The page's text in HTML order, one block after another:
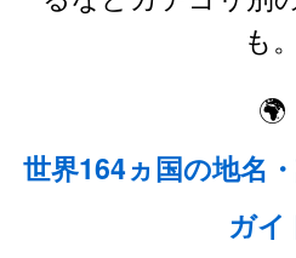
も。
🌍
世界164ヵ国の地名
ガイ